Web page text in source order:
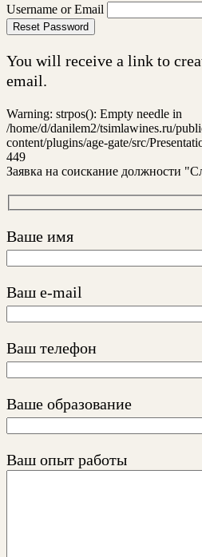
Username or Email
Reset Password
You will receive a link to
email.
Warning: strpos(): Empty needle in
/home/d/danilem2/tsimlawines.ru/
content/plugins/age-gate/src/
449
Заявка на соискание должности
Ваше имя
Ваш e-mail
Ваш телефон
Ваше образование
Ваш опыт работы